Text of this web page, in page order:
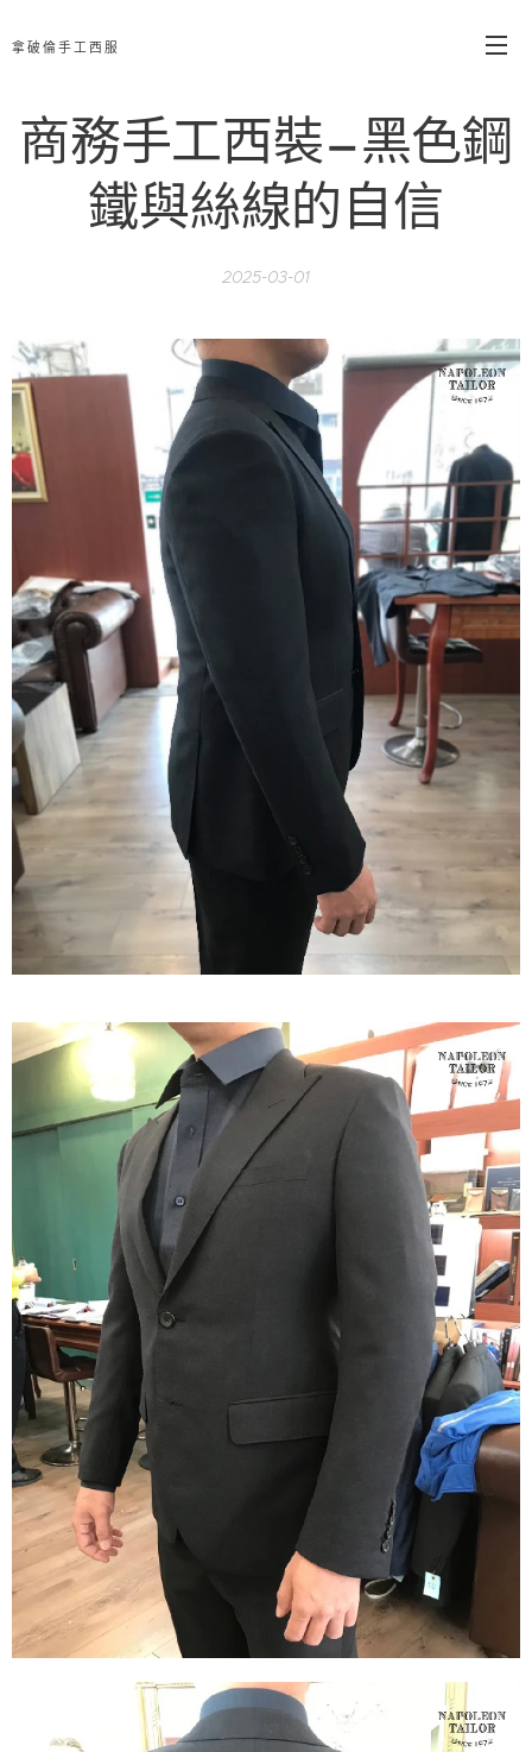
拿破倫手工西服
商務手工西裝—黑色鋼
鐵與絲線的自信
2025-03-01